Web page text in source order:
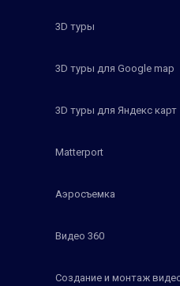
3D туры
3D туры для Google map
3D туры для Яндекс карт
Matterport
Аэросъемка
Видео 360
Создание и монтаж